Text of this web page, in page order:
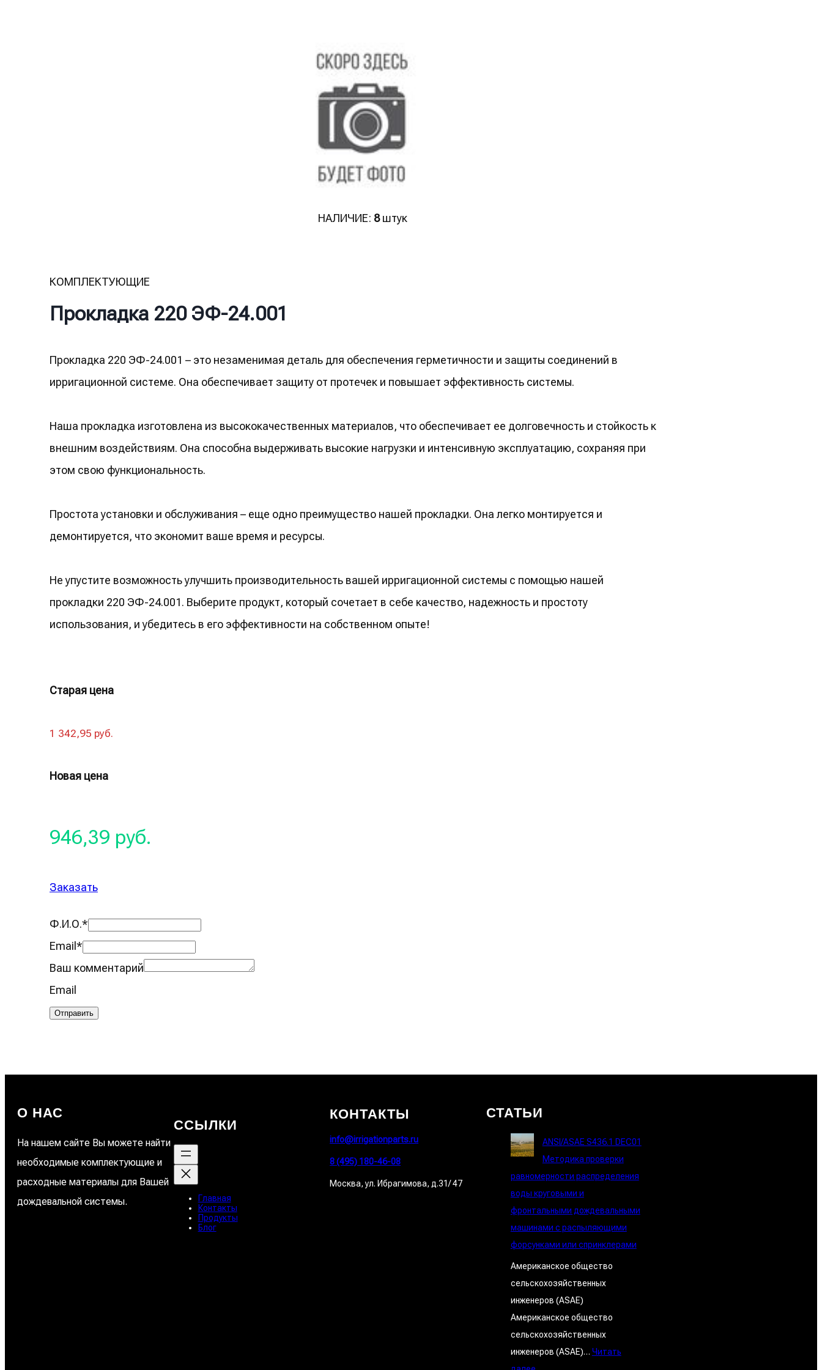
НАЛИЧИЕ: 8штук
КОМПЛЕКТУЮЩИЕ
Прокладка 220 ЭФ-24.001
Прокладка 220 ЭФ-24.001 – это незаменимая деталь для обеспечения герметичности и защиты соединений в
ирригационной системе. Она обеспечивает защиту от протечек и повышает эффективность системы.
Наша прокладка изготовлена из высококачественных материалов, что обеспечивает ее долговечность и стойкость к
внешним воздействиям. Она способна выдерживать высокие нагрузки и интенсивную эксплуатацию, сохраняя при
этом свою функциональность.
Простота установки и обслуживания – еще одно преимущество нашей прокладки. Она легко монтируется и
демонтируется, что экономит ваше время и ресурсы.
Не упустите возможность улучшить производительность вашей ирригационной системы с помощью нашей
прокладки 220 ЭФ-24.001. Выберите продукт, который сочетает в себе качество, надежность и простоту
использования, и убедитесь в его эффективности на собственном опыте!
Старая цена
1 342,95 руб.
Новая цена
946,39 руб.
Заказать
Ф.И.О.*
Email*
Ваш комментарий
Email
Отправить
О НАС
На нашем сайте Вы можете найти
необходимые комплектующие и
расходные материалы для Вашей
дождевальной системы.
ССЫЛКИ
Главная
Контакты
Продукты
Блог
КОНТАКТЫ
info@irrigationparts.ru
8 (495) 180-46-08
Москва, ул. Ибрагимова, д.31/ 47
СТАТЬИ
ANSI/ASAE S436.1 DEC01
Методика проверки
равномерности распределения
воды круговыми и
фронтальными дождевальными
машинами с распыляющими
форсунками или спринклерами
Американское общество
сельскохозяйственных
инженеров (ASAE)
Американское общество
сельскохозяйственных
инженеров (ASAE)… Читать
: